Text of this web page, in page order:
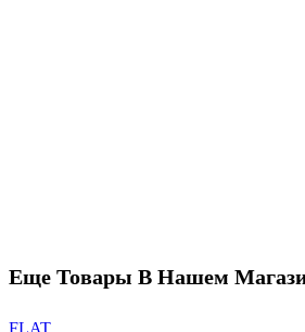
Еще Товары В Нашем
FLAT